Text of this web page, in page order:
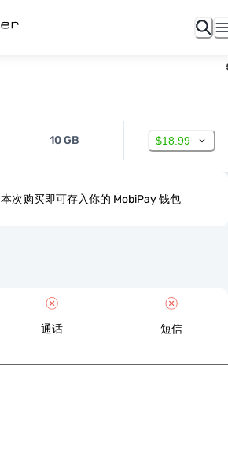
10 GB $18.99
本次购买即可存入你的 MobiPay 钱包
通话 短信